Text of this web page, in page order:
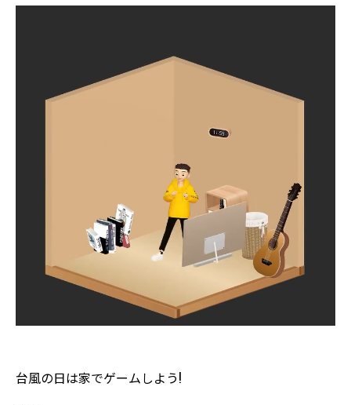
台風の日は家でゲームしよう!